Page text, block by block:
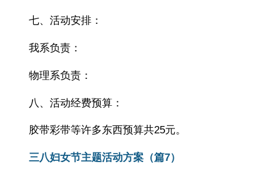
七、活动安排：
我系负责：
物理系负责：
八、活动经费预算：
胶带彩带等许多东西预算共25元。
三八妇女节主题活动方案（篇7）